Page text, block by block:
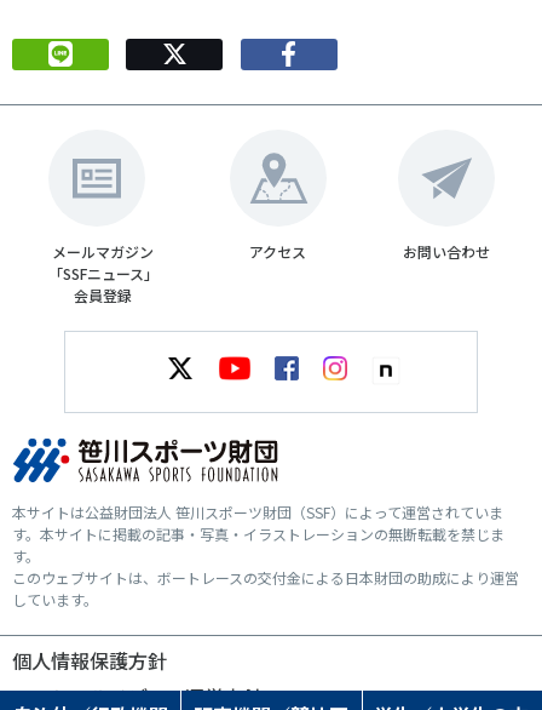
メールマガジン
「SSFニュース」
会員登録
アクセス お問い合わせ
本サイトは公益財団法人 笹川スポーツ財団（SSF）によって運営されていま
す。本サイトに掲載の記事・写真・イラストレーションの無断転載を禁じま
す。
このウェブサイトは、ボートレースの交付金による日本財団の助成により運営
しています。
個人情報保護方針
ソーシャルメディア運営方針